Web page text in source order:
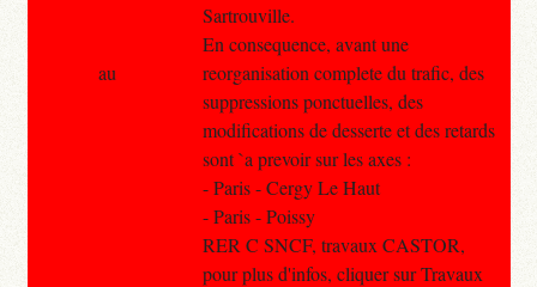
Sartrouville.
En consequence, avant une
reorganisation complete du trafic, des
suppressions ponctuelles, des
modifications de desserte et des retards
sont `a prevoir sur les axes :
- Paris - Cergy Le Haut
- Paris - Poissy
RER C SNCF, travaux CASTOR,
pour plus d'infos, cliquer sur Travaux
au